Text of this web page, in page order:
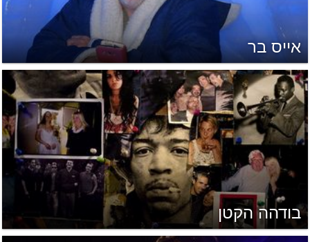
אייס בר
בודהה הקטן